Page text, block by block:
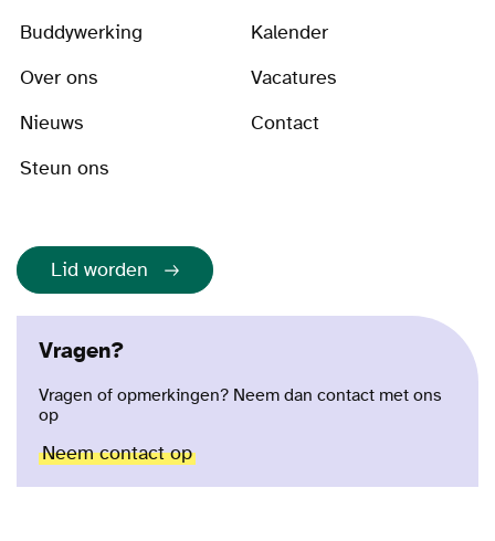
Buddywerking
Kalender
Over ons
Vacatures
Nieuws
Contact
Steun ons
Lid worden
Vragen?
Vragen of opmerkingen? Neem dan contact met ons
op
Neem contact op